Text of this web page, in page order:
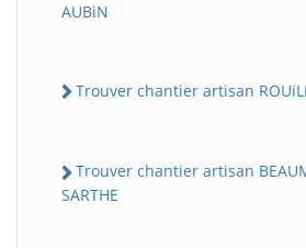
AUBiN
Trouver chantier artisan
Trouver chantier artisan
SARTHE